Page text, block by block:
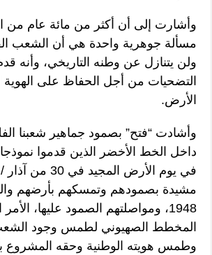
وأشارت إلى أن أكثر من مائة عام من
مسألة جوهرية واحدة هي أن الشعب
ولن يتنازل عن وطنه التاريخي، وأنه
التضحيات من أجل الحفاظ على الهوية
الأرض.
وأشادت “فتح” بصمود جماهير شعبنا
داخل الخط الأخضر الذين قدموا نموذجا
مشيدة بصمودهم وتمسكهم بأرضهم
1948، ومواصلتهم الصمود عليها،
المخطط الصهيوني لطمس وجود
وطمس هويته الوطنية وحقه المشروع